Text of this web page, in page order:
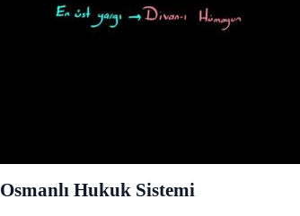
Osmanlı Hukuk Sistemi